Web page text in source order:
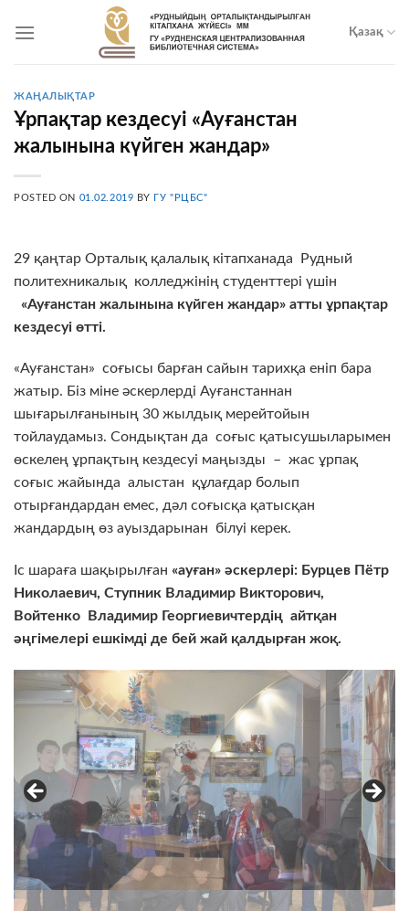
Қазақ
ЖАҢАЛЫҚТАР
Ұрпақтар кездесуі «Ауғанстан
жалынына күйген жандар»
POSTED ON 01.02.2019 BY ГУ "РЦБС"
29 қаңтар Орталық қалалық кітапханада Рудный
политехникалық колледжінің студенттері үшін
«Ауғанстан жалынына күйген жандар» атты ұрпақтар
кездесуі өтті.
«Ауғанстан» соғысы барған сайын тарихқа еніп бара
жатыр. Біз міне әскерлерді Ауғанстаннан
шығарылғанының 30 жылдық мерейтойын
тойлаудамыз. Сондықтан да соғыс қатысушыларымен
өскелең ұрпақтың кездесуі маңызды – жас ұрпақ
соғыс жайында алыстан құлағдар болып
отырғандардан емес, дәл соғысқа қатысқан
жандардың өз ауыздарынан білуі керек.
Іс шараға шақырылған «ауған» әскерлері: Бурцев Пётр
Николаевич, Ступник Владимир Викторович,
Войтенко Владимир Георгиевичтердің айтқан
әңгімелері ешкімді де бей жай қалдырған жоқ.